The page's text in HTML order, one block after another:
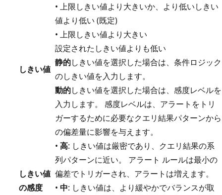
• 上限しきい値より大きいか、より低いしきい
値より低い (既定)
• 上限しきい値より大きい
設定されたしきい値よりも低い
しきい値
静的しきい値を選択した場合は、条件ロジック
のしきい値を入力します。
しきい値
の感度
動的しきい値を選択した場合は、感度レベルを
入力します。 感度レベルは、アラートをトリ
ガーするために必要なクエリ結果パターンから
の偏差量に影響を与えます。
• 高: しきい値は厳密であり、クエリ結果の系
列パターンに近い。 アラート ルールは最小の
偏差でトリガーされ、アラートは増えます。
• 中: しきい値は、より緩やかでバランスが取